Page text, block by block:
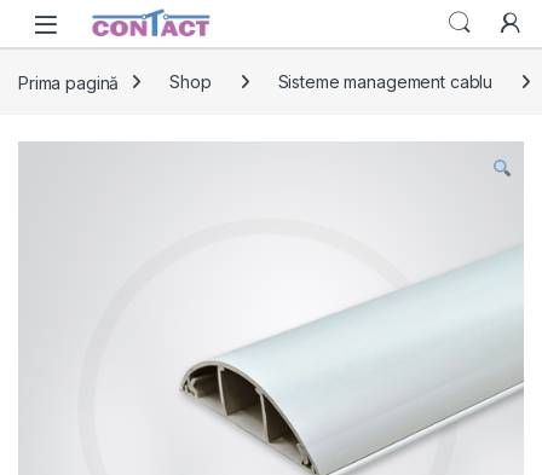
Skip to navigation
Skip to content
Prima pagină Shop Sisteme management cablu